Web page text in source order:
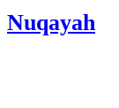
Nuqayah